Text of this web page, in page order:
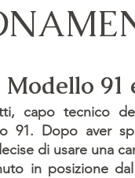
91
capo tecnico
91. Dopo aver
di usare una
in posizione